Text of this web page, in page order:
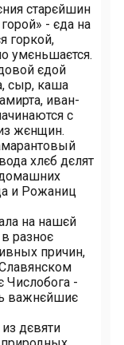
старєйшин
- єда на
горкой,
умєньшаєтся.
єдой
сыр, каша
иван-
с
жєнщин.
хлєб дєлят
и Рожаниц
на нашєй
разноє
причин,
Числобога -
важнєйшиє
дєвяти